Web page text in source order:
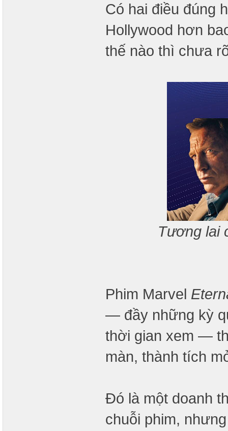
Có hai điều đúng
Hollywood hơn
thế nào thì chưa
Tương lai
Phim Marvel
— đầy những kỳ
thời gian xem —
màn, thành tích
Đó là một doanh
chuỗi phim,